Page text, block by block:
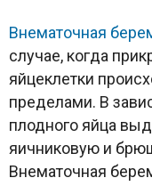
Внематочная
случае, когда
яйцеклетки
пределами. В
плодного яйца
яичниковую и
Внематочная